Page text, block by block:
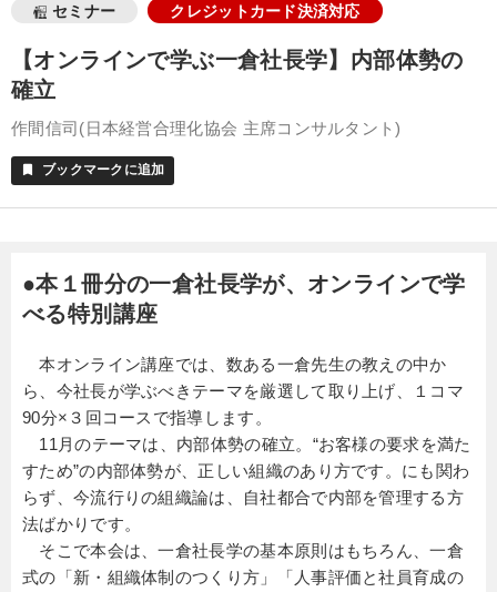
セミナー クレジットカード決済対応
【オンラインで学ぶ一倉社長学】内部体勢の
確立
作間信司(日本経営合理化協会 主席コンサルタント)
bookmark ブックマークに追加
●本１冊分の一倉社長学が、オンラインで学
べる特別講座
本オンライン講座では、数ある一倉先生の教えの中か
ら、今社長が学ぶべきテーマを厳選して取り上げ、１コマ
90分×３回コースで指導します。
11月のテーマは、内部体勢の確立。“お客様の要求を満た
すため”の内部体勢が、正しい組織のあり方です。にも関わ
らず、今流行りの組織論は、自社都合で内部を管理する方
法ばかりです。
そこで本会は、一倉社長学の基本原則はもちろん、一倉
式の「新・組織体制のつくり方」「人事評価と社員育成の